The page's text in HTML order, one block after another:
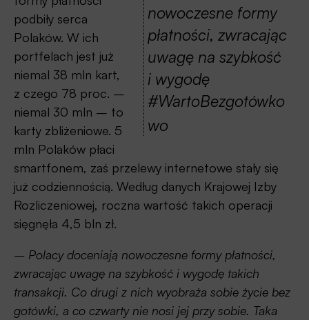
nowoczesne formy
płatności, zwracając
uwagę na szybkość
i wygodę
#WartoBezgotówko
wo
podbiły serca
Polaków. W ich
portfelach jest już
niemal 38 mln kart,
z czego 78 proc. –
niemal 30 mln – to
karty zbliżeniowe. 5
mln Polaków płaci
smartfonem, zaś przelewy internetowe stały się
już codziennością. Według danych Krajowej Izby
Rozliczeniowej, roczna wartość takich operacji
sięgnęła 4,5 bln zł.
– Polacy doceniają nowoczesne formy płatności,
zwracając uwagę na szybkość i wygodę takich
transakcji. Co drugi z nich wyobraża sobie życie bez
gotówki, a co czwarty nie nosi jej przy sobie. Taka